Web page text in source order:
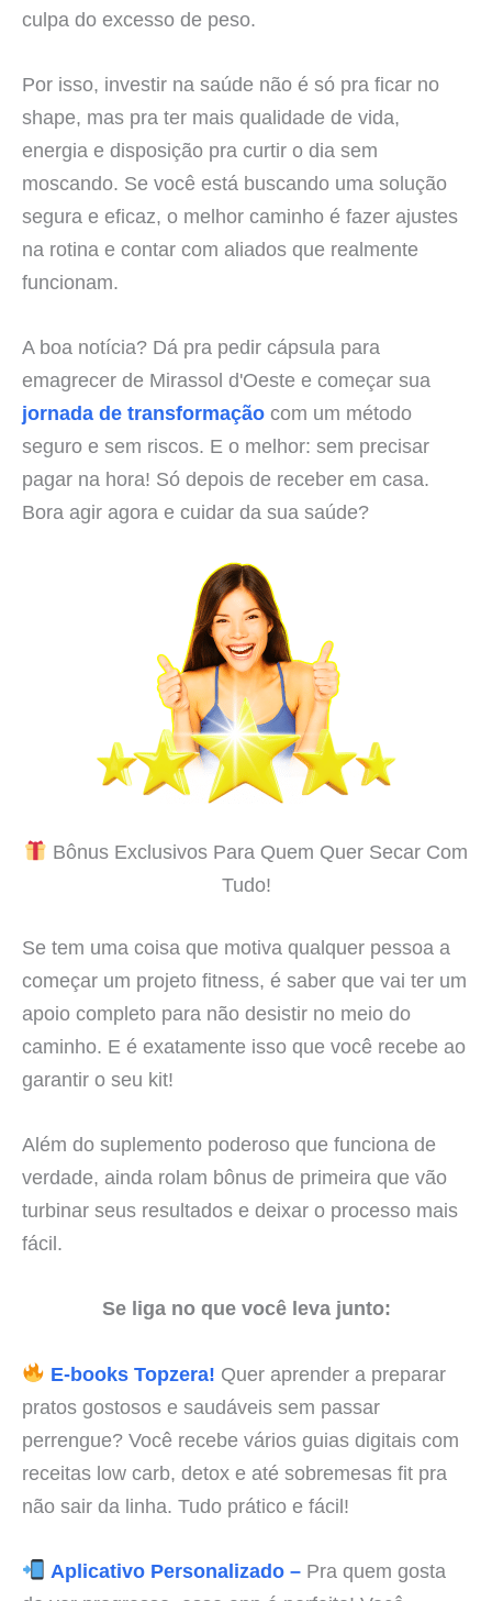
culpa do excesso de peso.
Por isso, investir na saúde não é só pra ficar no
shape, mas pra ter mais qualidade de vida,
energia e disposição pra curtir o dia sem
moscando. Se você está buscando uma solução
segura e eficaz, o melhor caminho é fazer ajustes
na rotina e contar com aliados que realmente
funcionam.
A boa notícia? Dá pra pedir cápsula para
emagrecer de Mirassol d'Oeste e começar sua
jornada de transformação com um método
seguro e sem riscos. E o melhor: sem precisar
pagar na hora! Só depois de receber em casa.
Bora agir agora e cuidar da sua saúde?
Bônus Exclusivos Para Quem Quer Secar Com
Tudo!
Se tem uma coisa que motiva qualquer pessoa a
começar um projeto fitness, é saber que vai ter um
apoio completo para não desistir no meio do
caminho. E é exatamente isso que você recebe ao
garantir o seu kit!
Além do suplemento poderoso que funciona de
verdade, ainda rolam bônus de primeira que vão
turbinar seus resultados e deixar o processo mais
fácil.
Se liga no que você leva junto:
E-books Topzera! Quer aprender a preparar
pratos gostosos e saudáveis sem passar
perrengue? Você recebe vários guias digitais com
receitas low carb, detox e até sobremesas fit pra
não sair da linha. Tudo prático e fácil!
Aplicativo Personalizado –Pra quem gosta